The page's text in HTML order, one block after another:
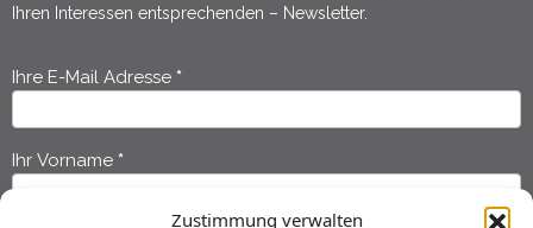
Zustimmung verwalten
Ihren Interessen entsprechenden – Newsletter.
Newsletter
Anmeldung
Ihre E-Mail Adresse *
Ihr Vorname *